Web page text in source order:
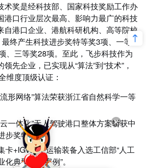
”困局何解？来电岛：自动补能+智能运营+城
时代，正从山东加速到来
术奖是经科技部、国家科技奖励工作办
港口行业层次最高、影响力最广的科技
自港口企业、港航科研机构、高等院校
终产生科技进步奖特等奖3项、一等
、三等奖28项。至此，飞步科技作为
先企业，已实现从“算法”到“技术”，
维度顶级认证：
流形网络”算法荣获浙江省自然科学一等
云一体化”无人驾驶港口整体方案斩获中
步奖特等奖。
卡+IGV水平运输装备入选工信部“人工
典型应用案例”。